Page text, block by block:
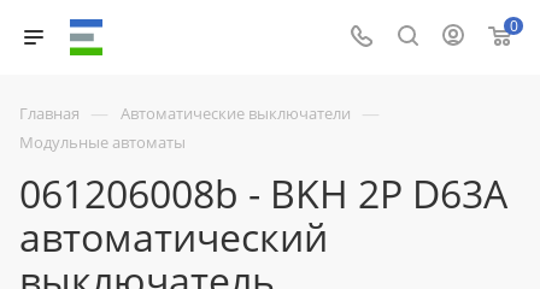
0
Главная — Автоматические выключатели —
Модульные автоматы
061206008b - BKH 2P D63A
автоматический